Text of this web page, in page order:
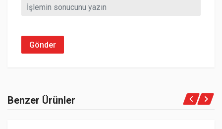
Gönder
Benzer Ürünler